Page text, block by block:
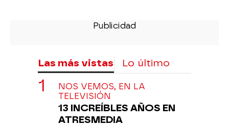
Las más vistas Lo último
NOS VEMOS, EN LA
TELEVISIÓN
13 INCREÍBLES AÑOS EN
ATRESMEDIA